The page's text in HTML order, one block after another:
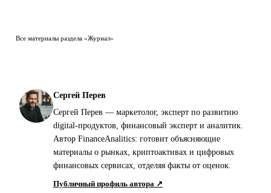
Все материалы раздела «Журнал»
Сергей Перев
Сергей Перев — маркетолог, эксперт по развитию
digital-продуктов, финансовый эксперт и аналитик.
Автор FinanceAnalitics: готовит объясняющие
материалы о рынках, криптоактивах и цифровых
финансовых сервисах, отделяя факты от оценок.
Публичный профиль автора ↗